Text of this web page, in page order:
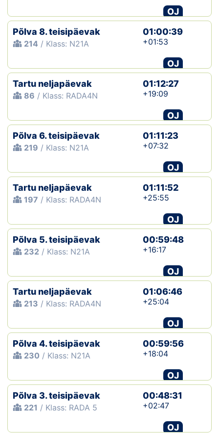
OJ
Põlva 8. teisipäevak
214 / Klass: N21A
01:00:39
+01:53
OJ
Tartu neljapäevak
86 / Klass: RADA4N
01:12:27
+19:09
OJ
Põlva 6. teisipäevak
219 / Klass: N21A
01:11:23
+07:32
OJ
Tartu neljapäevak
197 / Klass: RADA4N
01:11:52
+25:55
OJ
Põlva 5. teisipäevak
232 / Klass: N21A
00:59:48
+16:17
OJ
Tartu neljapäevak
213 / Klass: RADA4N
01:06:46
+25:04
OJ
Põlva 4. teisipäevak
230 / Klass: N21A
00:59:56
+18:04
OJ
Põlva 3. teisipäevak
221 / Klass: RADA 5
00:48:31
+02:47
OJ